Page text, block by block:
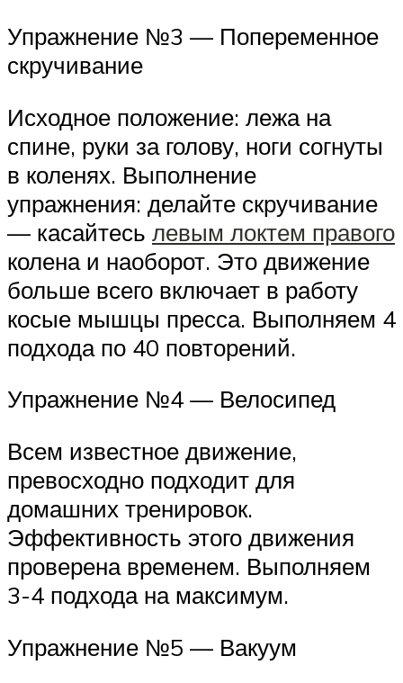
Упражнение №3 — Попеременное
скручивание
Исходное положение: лежа на
спине, руки за голову, ноги согнуты
в коленях. Выполнение
упражнения: делайте скручивание
— касайтесь левым локтем правого
колена и наоборот. Это движение
больше всего включает в работу
косые мышцы пресса. Выполняем 4
подхода по 40 повторений.
Упражнение №4 — Велосипед
Всем известное движение,
превосходно подходит для
домашних тренировок.
Эффективность этого движения
проверена временем. Выполняем
3-4 подхода на максимум.
Упражнение №5 — Вакуум